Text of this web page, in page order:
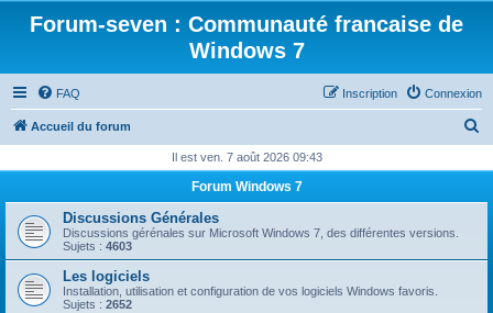
Forum-seven : Communauté francaise de
Windows 7
FAQ Connexion
Inscription
Accueil du forum
h
r
Il est ven. 7 août 2026 09:43
Forum Windows 7
Discussions Générales
Discussions gérénales sur Microsoft Windows 7, des différentes versions.
Sujets : 4603
Les logiciels
Installation, utilisation et configuration de vos logiciels Windows favoris.
Sujets : 2652